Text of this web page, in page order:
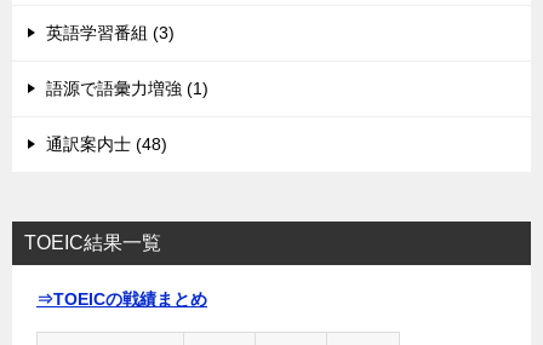
英語学習番組 (3)
語源で語彙力増強 (1)
通訳案内士 (48)
TOEIC結果一覧
⇒TOEICの戦績まとめ